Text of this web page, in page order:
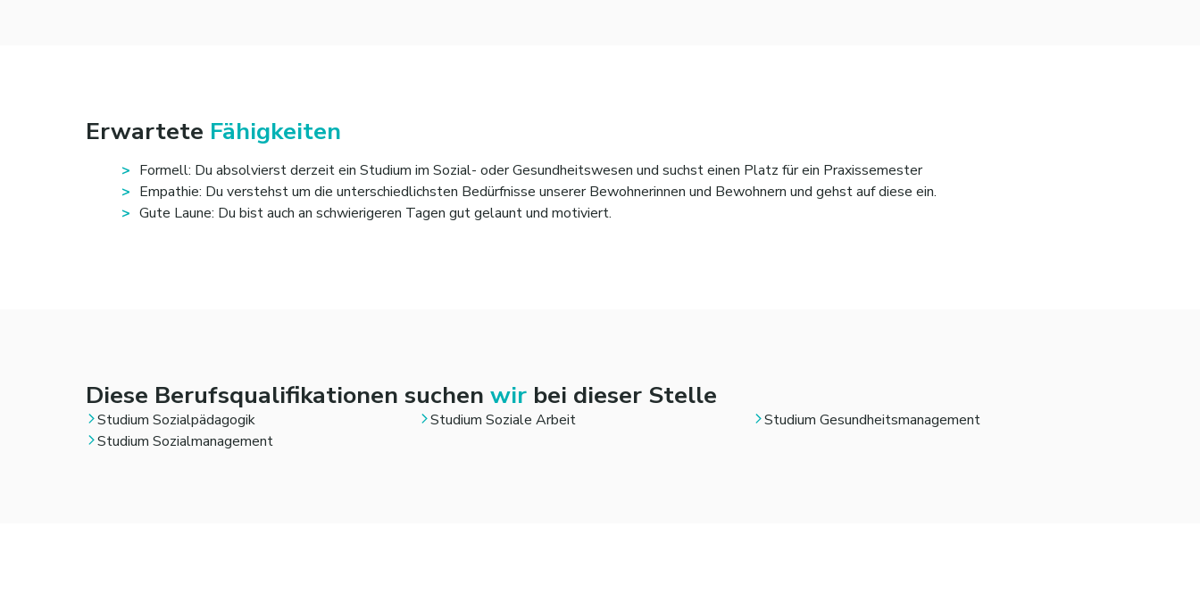
Erwartete Fähigkeiten
Formell: Du absolvierst derzeit ein Studium im Sozial- oder Gesundheitswesen und suchst einen Platz für ein Praxissemester
Empathie: Du verstehst um die unterschiedlichsten Bedürfnisse unserer Bewohnerinnen und Bewohnern und gehst auf diese ein.
Gute Laune: Du bist auch an schwierigeren Tagen gut gelaunt und motiviert.
Diese Berufsqualifikationen suchen wir bei dieser Stelle
Studium Sozialpädagogik Studium Soziale Arbeit
Studium Gesundheitsmanagement
Studium Sozialmanagement